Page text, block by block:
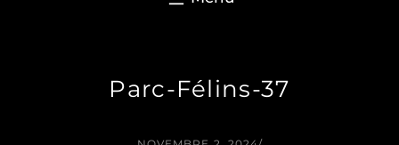
Parc-Félins-37